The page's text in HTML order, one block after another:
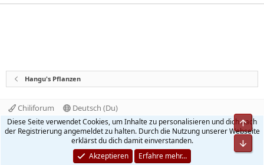
Hangu's Pflanzen
Chiliforum
Deutsch (Du)
Kontakt
Nutzungsbedingungen
Datenschutz
Hilfe und Impressum
Start
R
S
Community platform by XenForo® © 2010-2026 XenForo Ltd.
Quality Add-Ons made withbyWMTech.
Diese Seite verwendet Cookies, um Inhalte zu personalisieren und dich nach
der Registrierung angemeldet zu halten. Durch die Nutzung unserer Webseite
erklärst du dich damit einverstanden.
Akzeptieren
Erfahre mehr…